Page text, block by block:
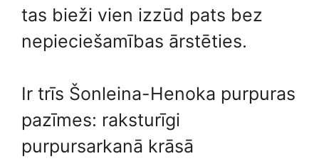
tas bieži vien izzūd pats bez
nepieciešamības ārstēties.
Ir trīs Šonleina-Henoka purpuras
pazīmes: raksturīgi
purpursarkanā krāsā